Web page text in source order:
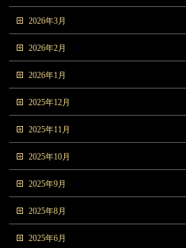
2026年3月
2026年2月
2026年1月
2025年12月
2025年11月
2025年10月
2025年9月
2025年8月
2025年6月